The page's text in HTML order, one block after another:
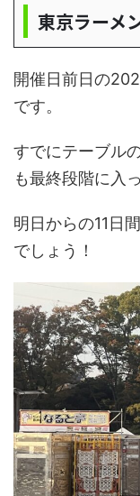
東京ラーメ
開催日前日の
です。
すでにテーブル
も最終段階に入
明日からの11日
でしょう！